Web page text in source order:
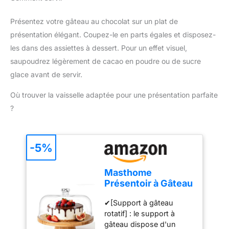
changement rapide des
accessoires. Compact et
pratique pour un usage
quotidien : Léger, doté
mixeur est facile à ranger
et parfait pour toutes vos
Présentez votre gâteau au chocolat sur un plat de
présentation élégant. Coupez-le en parts égales et disposez-
les dans des assiettes à dessert. Pour un effet visuel,
saupoudrez légèrement de cacao en poudre ou de sucre
glace avant de servir.
Où trouver la vaisselle adaptée pour une présentation parfaite
?
Masthome
Présentoir à Gâteau
Couvercle, 6in1
Cloche à Gâteaux
Multifonctionelle,
✔[Support à gâteau
rotatif] : le support à
gâteau dispose d'un
-5%